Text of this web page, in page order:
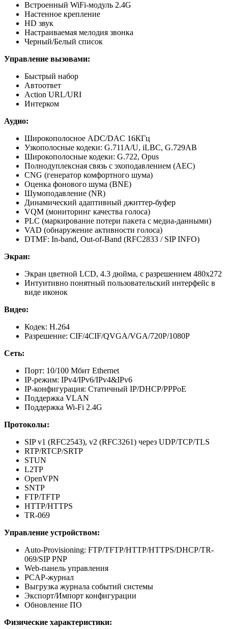
Встроенный WiFi-модуль 2.4G
Настенное крепление
HD звук
Настраиваемая мелодия звонка
Черный/Белый список
Управление вызовами:
Быстрый набор
Автоответ
Action URL/URI
Интерком
Аудио:
Широкополосное ADC/DAC 16КГц
Узкополосные кодеки: G.711A/U, iLBC, G.729AB
Широкополосные кодеки: G.722, Opus
Полнодуплексная связь с эхоподавлением (AEC)
CNG (генератор комфортного шума)
Оценка фонового шума (BNE)
Шумоподавление (NR)
Динамический адаптивный джиттер-буфер
VQM (мониторинг качества голоса)
PLC (маркирование потери пакета с медиа-данными)
VAD (обнаружение активности голоса)
DTMF: In-band, Out-of-Band (RFC2833 / SIP INFO)
Экран:
Экран цветной LCD, 4.3 дюйма, с разрешением 480х272
Интуитивно понятный пользовательский интерфейс в
виде иконок
Видео:
Кодек: H.264
Разрешение: CIF/4CIF/QVGA/VGA/720P/1080P
Сеть:
Порт: 10/100 Мбит Ethernet
IP-режим: IPv4/IPv6/IPv4&IPv6
IP-конфигурация: Статичный IP/DHCP/PPPoE
Поддержка VLAN
Поддержка Wi-Fi 2.4G
Протоколы:
SIP v1 (RFC2543), v2 (RFC3261) через UDP/TCP/TLS
RTP/RTCP/SRTP
STUN
L2TP
OpenVPN
SNTP
FTP/TFTP
HTTP/HTTPS
TR-069
Управление устройством:
Auto-Provisioning: FTP/TFTP/HTTP/HTTPS/DHCP/TR-
069/SIP PNP
Web-панель управления
PCAP-журнал
Выгрузка журнала событий системы
Экспорт/Импорт конфигурации
Обновление ПО
Физические характеристики: